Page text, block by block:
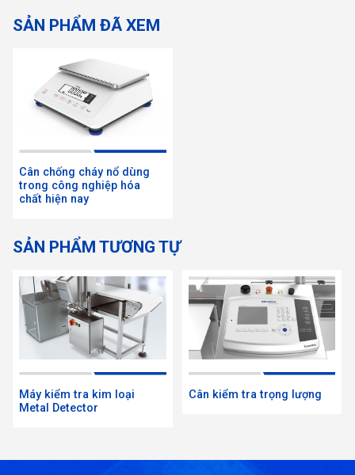
Ứng dụng phổ biến của c
cháy nổ dùng trong công nghiệp hóa
Đo lường chính xác
chống cháy nổ được sử dụng để đo lường
khối lượng chính xác của các
Điều này đảm bảo tính chính xác trong quy trình
sản xuất và tuân thủ các quy định liên quan đến
SẢN PHẨM ĐÃ XEM
Cân chống cháy nổ dùng
trong công nghiệp hóa
chất hiện nay
SẢN PHẨM TƯƠNG TỰ
Máy kiểm tra kim loại
Metal Detector
Cân kiểm tra trọng lượng